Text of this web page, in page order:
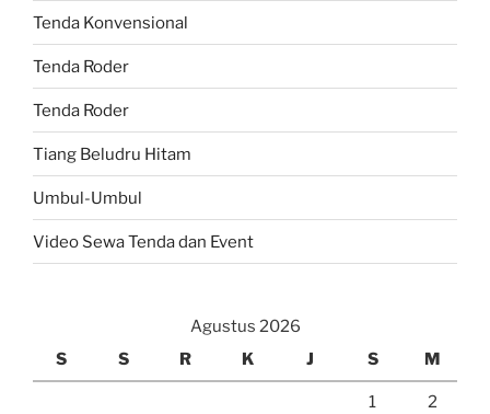
Tenda Konvensional
Tenda Roder
Tenda Roder
Tiang Beludru Hitam
Umbul-Umbul
Video Sewa Tenda dan Event
Agustus 2026
S
S R K J S M
1 2